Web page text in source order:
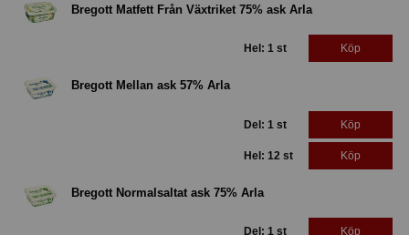
Bregott Matfett Från Växtriket 75% ask Arla
Hel: 1 st Köp
Bregott Mellan ask 57% Arla
Del: 1 st Köp
Hel: 12 st Köp
Bregott Normalsaltat ask 75% Arla
Del: 1 st Köp